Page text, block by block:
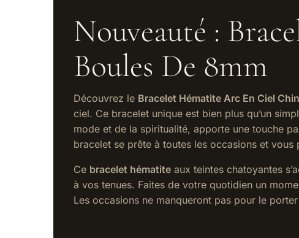
Nouveauté :
Boules De 8mm
Découvrez le Bracelet Hématite Arc En Ciel
ciel. Ce bracelet unique est bien plus qu’un
mode et de la spiritualité, apporte une touche
bracelet se prête à toutes les occasions et vous
Ce bracelet hématite aux teintes chatoyantes
à vos tenues. Faites de votre quotidien un
Les occasions ne manqueront pas pour le